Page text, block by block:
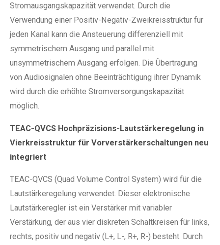
Stromausgangskapazität verwendet. Durch die
Verwendung einer Positiv-Negativ-Zweikreisstruktur für
jeden Kanal kann die Ansteuerung differenziell mit
symmetrischem Ausgang und parallel mit
unsymmetrischem Ausgang erfolgen. Die Übertragung
von Audiosignalen ohne Beeinträchtigung ihrer Dynamik
wird durch die erhöhte Stromversorgungskapazität
möglich.
TEAC-QVCS Hochpräzisions-Lautstärkeregelung in
Vierkreisstruktur für Vorverstärkerschaltungen neu
integriert
TEAC-QVCS (Quad Volume Control System) wird für die
Lautstärkeregelung verwendet. Dieser elektronische
Lautstärkeregler ist ein Verstärker mit variabler
Verstärkung, der aus vier diskreten Schaltkreisen für links,
rechts, positiv und negativ (L+, L-, R+, R-) besteht. Durch